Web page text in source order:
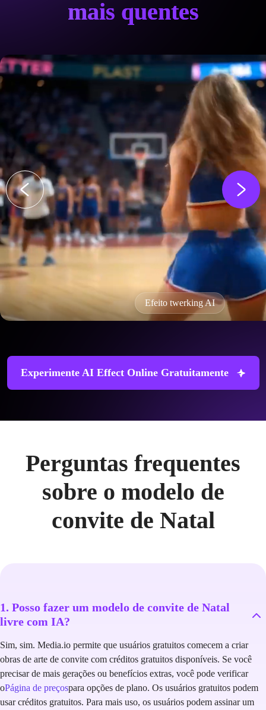
mais quentes
Efeito twerking AI
Experimente AI Effect Online Gratuitamente
Perguntas frequentes
sobre o modelo de
convite de Natal
1. Posso fazer um modelo de convite de Natal
livre com IA?
Sim, sim. Media.io permite que usuários gratuitos comecem a criar
obras de arte de convite com créditos gratuitos disponíveis. Se você
precisar de mais gerações ou benefícios extras, você pode verificar
oPágina de preçospara opções de plano. Os usuários gratuitos podem
usar créditos gratuitos. Para mais uso, os usuários podem assinar um